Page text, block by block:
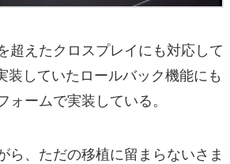
超えたクロスプレイにも対応して
装していたロールバック機能にも
ームで実装している。
ら、ただの移植に留まらないさま